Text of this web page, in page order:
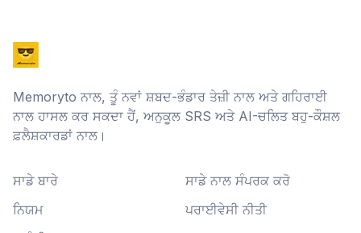
Memoryto ਨਾਲ, ਤੂੰ ਨਵਾਂ ਸ਼ਬਦ-ਭੰਡਾਰ ਤੇਜ਼ੀ ਨਾਲ ਅਤੇ ਗਹਿਰਾਈ
ਨਾਲ ਹਾਸਲ ਕਰ ਸਕਦਾ ਹੈਂ, ਅਨੁਕੂਲ SRS ਅਤੇ AI-ਚਲਿਤ ਬਹੁ-ਕੌਸ਼ਲ
ਫ਼ਲੈਸ਼ਕਾਰਡਾਂ ਨਾਲ।
ਸਾਡੇ ਬਾਰੇ
ਸਾਡੇ ਨਾਲ ਸੰਪਰਕ ਕਰੋ
ਨਿਯਮ
ਪਰਾਈਵੇਸੀ ਨੀਤੀ